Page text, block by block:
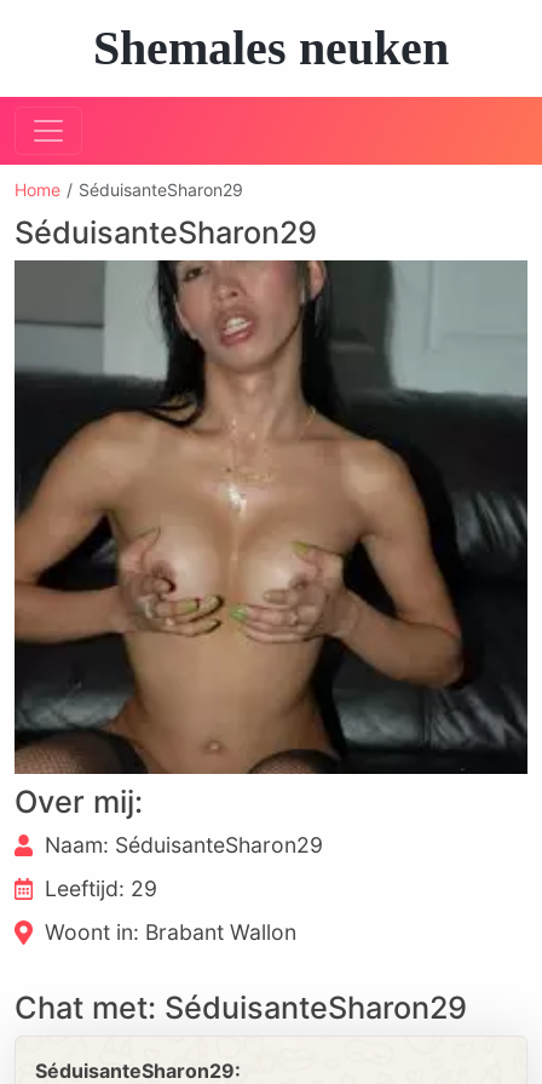
Shemales neuken
Home SéduisanteSharon29
SéduisanteSharon29
Over mij:
Naam: SéduisanteSharon29
Leeftijd: 29
Woont in: Brabant Wallon
Chat met: SéduisanteSharon29
SéduisanteSharon29: